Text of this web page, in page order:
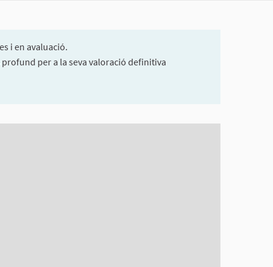
i en avaluació.
per a la seva valoració definitiva
amb un lector de pantalla però pot ser difícil d'entendre.